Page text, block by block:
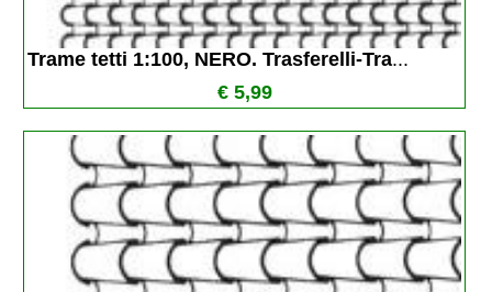
Trame tetti 1:100, NERO. Trasferelli-Tra...
€ 5,99